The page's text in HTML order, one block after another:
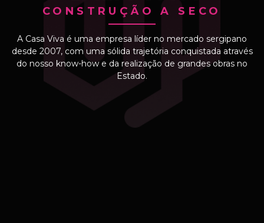
CONSTRUÇÃO A SECO
A Casa Viva é uma empresa líder no mercado sergipano
desde 2007, com uma sólida trajetória conquistada através
do nosso know-how e da realização de grandes obras no
Estado.